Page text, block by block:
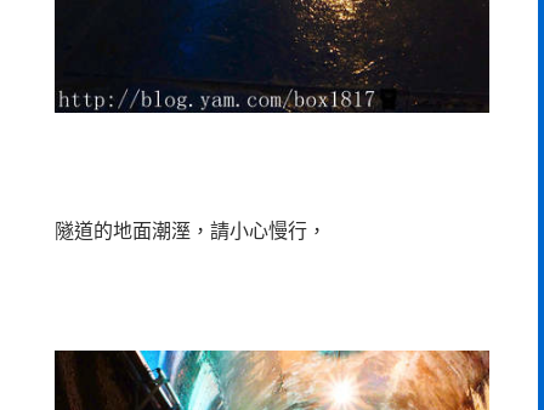
隧道的地面潮溼，請小心慢行，